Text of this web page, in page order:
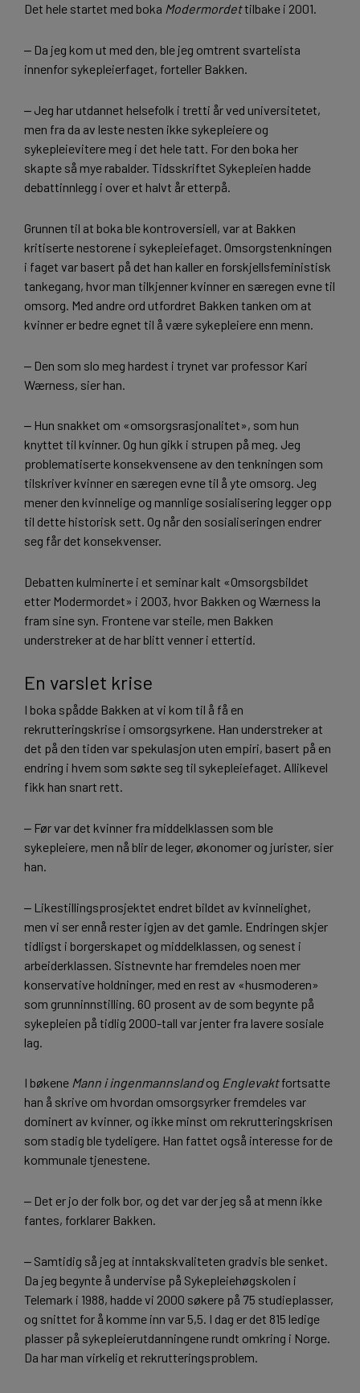
Det hele startet med boka Modermordettilbake i 2001.
‒ Da jeg kom ut med den, ble jeg omtrent svartelista
innenfor sykepleierfaget, forteller Bakken.
‒ Jeg har utdannet helsefolk i tretti år ved universitetet,
men fra da av leste nesten ikke sykepleiere og
sykepleievitere meg i det hele tatt. For den boka her
skapte så mye rabalder. Tidsskriftet Sykepleien hadde
debattinnlegg i over et halvt år etterpå.
Grunnen til at boka ble kontroversiell, var at Bakken
kritiserte nestorene i sykepleiefaget. Omsorgstenkningen
i faget var basert på det han kaller en forskjellsfeministisk
tankegang, hvor man tilkjenner kvinner en særegen evne til
omsorg. Med andre ord utfordret Bakken tanken om at
kvinner er bedre egnet til å være sykepleiere enn menn.
‒ Den som slo meg hardest i trynet var professor Kari
Wærness, sier han.
‒ Hun snakket om «omsorgsrasjonalitet», som hun
knyttet til kvinner. Og hun gikk i strupen på meg. Jeg
problematiserte konsekvensene av den tenkningen som
tilskriver kvinner en særegen evne til å yte omsorg. Jeg
mener den kvinnelige og mannlige sosialisering legger opp
til dette historisk sett. Og når den sosialiseringen endrer
seg får det konsekvenser.
Debatten kulminerte i et seminar kalt «Omsorgsbildet
etter Modermordet» i 2003, hvor Bakken og Wærness la
fram sine syn. Frontene var steile, men Bakken
understreker at de har blitt venner i ettertid.
En varslet krise
I boka spådde Bakken at vi kom til å få en
rekrutteringskrise i omsorgsyrkene. Han understreker at
det på den tiden var spekulasjon uten empiri, basert på en
endring i hvem som søkte seg til sykepleiefaget. Allikevel
fikk han snart rett.
‒ Før var det kvinner fra middelklassen som ble
sykepleiere, men nå blir de leger, økonomer og jurister, sier
han.
‒ Likestillingsprosjektet endret bildet av kvinnelighet,
men vi ser ennå rester igjen av det gamle. Endringen skjer
tidligst i borgerskapet og middelklassen, og senest i
arbeiderklassen. Sistnevnte har fremdeles noen mer
konservative holdninger, med en rest av «husmoderen»
som grunninnstilling. 60 prosent av de som begynte på
sykepleien på tidlig 2000-tall var jenter fra lavere sosiale
lag.
I bøkene Mann i ingenmannslandog Englevaktfortsatte
han å skrive om hvordan omsorgsyrker fremdeles var
dominert av kvinner, og ikke minst om rekrutteringskrisen
som stadig ble tydeligere. Han fattet også interesse for de
kommunale tjenestene.
‒ Det er jo der folk bor, og det var der jeg så at menn ikke
fantes, forklarer Bakken.
‒ Samtidig så jeg at inntakskvaliteten gradvis ble senket.
Da jeg begynte å undervise på Sykepleiehøgskolen i
Telemark i 1988, hadde vi 2000 søkere på 75 studieplasser,
og snittet for å komme inn var 5,5. I dag er det 815 ledige
plasser på sykepleierutdanningene rundt omkring i Norge.
Da har man virkelig et rekrutteringsproblem.